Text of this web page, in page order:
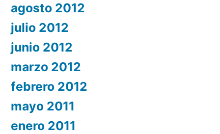
agosto 2012
julio 2012
junio 2012
marzo 2012
febrero 2012
mayo 2011
enero 2011